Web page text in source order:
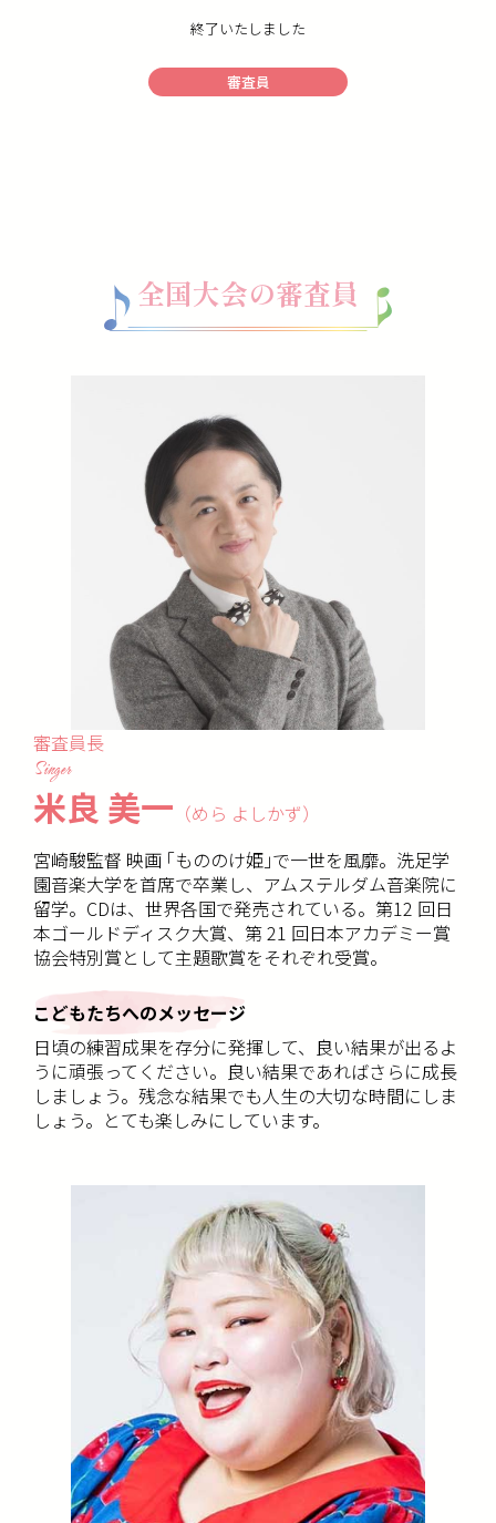
終了いたしました
審査員
全国大会の審査員
審査員長
Singer
米良 美一 （めら よしかず）
宮崎駿監督 映画 ｢もののけ姫｣で一世を風靡。洗足学
園音楽大学を首席で卒業し、アムステルダム音楽院に
留学。CDは、世界各国で発売されている。第12 回日
本ゴールドディスク大賞、第 21 回日本アカデミー賞
協会特別賞として主題歌賞をそれぞれ受賞。
こどもたちへのメッセージ
日頃の練習成果を存分に発揮して、良い結果が出るよ
うに頑張ってください。良い結果であればさらに成長
しましょう。残念な結果でも人生の大切な時間にしま
しょう。とても楽しみにしています。